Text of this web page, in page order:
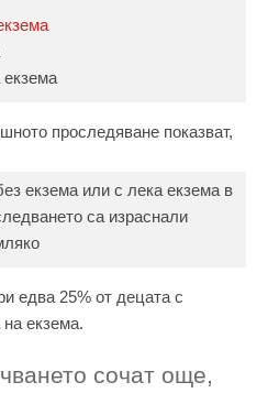
проследяване показват,
екзема или с лека екзема в
са израснали
едва 25% от децата с
екзема.
сочат още,